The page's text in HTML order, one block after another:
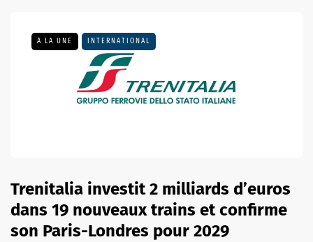
A LA UNE INTERNATIONAL
Trenitalia investit 2 milliards d’euros
dans 19 nouveaux trains et confirme
son Paris-Londres pour 2029